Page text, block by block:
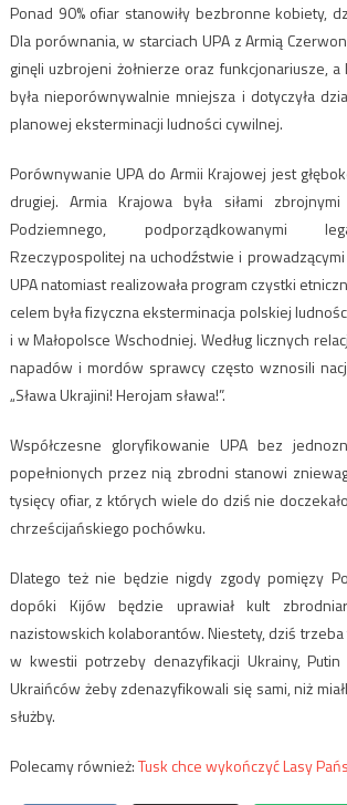
Ponad 90% ofiar stanowiły bezbronne kobiety,
Dla porównania, w starciach UPA z Armią
ginęli uzbrojeni żołnierze oraz funkcjonariusze, a
była nieporównywalnie mniejsza i dotyczyła
planowej eksterminacji ludności cywilnej.
Porównywanie UPA do Armii Krajowej jest
drugiej. Armia Krajowa była siłami
Podziemnego, podporządkowanymi
Rzeczypospolitej na uchodźstwie i
UPA natomiast realizowała program czystki
celem była fizyczna eksterminacja polskiej
i w Małopolsce Wschodniej. Według licznych
napadów i mordów sprawcy często wznosili
„Sława Ukrajini! Herojam sława!”.
Współczesne gloryfikowanie UPA bez
popełnionych przez nią zbrodni stanowi
tysięcy ofiar, z których wiele do dziś nie
chrześcijańskiego pochówku.
Dlatego też nie będzie nigdy zgody pomięzy
dopóki Kijów będzie uprawiał kult
nazistowskich kolaborantów. Niestety, dziś
w kwestii potrzeby denazyfikacji Ukrainy,
Ukraińców żeby zdenazyfikowali się sami, niż
służby.
Polecamy również:Tusk chce wykończyć Lasy